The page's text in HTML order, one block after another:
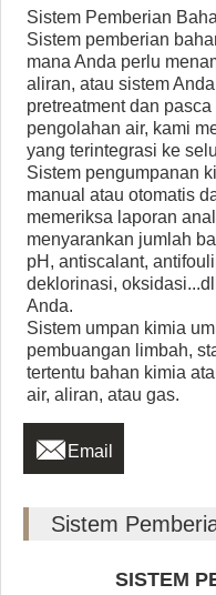
Sistem Pemberian
Sistem pemberian
mana Anda perlu
aliran, atau sistem
pretreatment dan
pengolahan air, kami
yang terintegrasi ke
Sistem pengumpanan
manual atau otomatis
memeriksa laporan
menyarankan jumlah
pH, antiscalant,
deklorinasi,
Anda.
Sistem umpan kimia
pembuangan limbah,
tertentu bahan kimia
air, aliran, atau gas.
 Email
Sistem
SISTEM